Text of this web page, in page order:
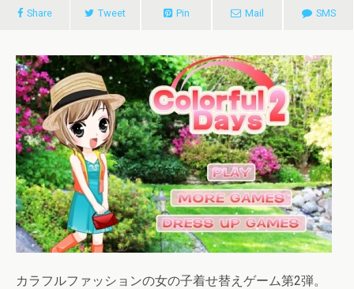
Share Tweet Pin Mail SMS
カラフルファッションの女の子着せ替えゲーム第2弾。